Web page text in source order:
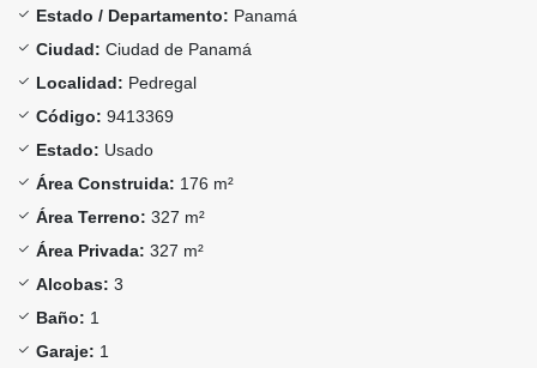
Estado / Departamento: Panamá
Ciudad: Ciudad de Panamá
Localidad: Pedregal
Código: 9413369
Estado: Usado
Área Construida: 176 m²
Área Terreno: 327 m²
Área Privada: 327 m²
Alcobas: 3
Baño: 1
Garaje: 1